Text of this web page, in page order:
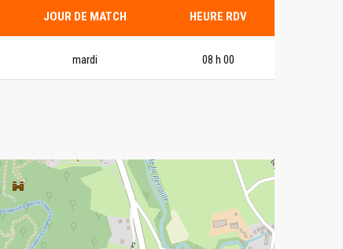
JOUR DE MATCH HEURE RDV
mardi 08 h 00